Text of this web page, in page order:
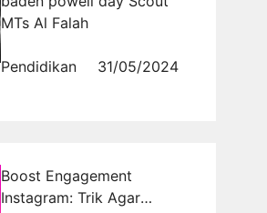
MTs Al Falah
Pendidikan 31/05/2024
Boost Engagement
Instagram: Trik Agar